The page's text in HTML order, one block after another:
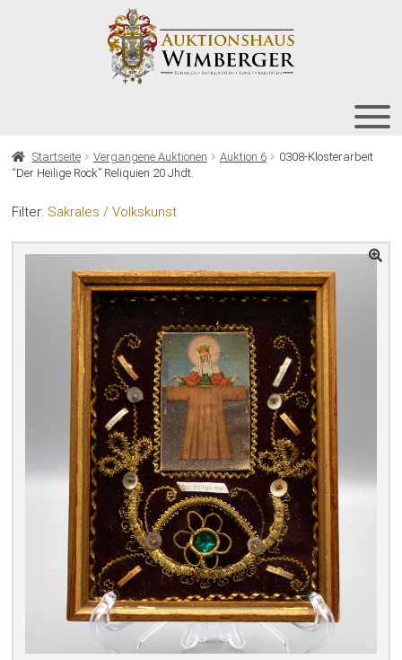
HOME
ÜBER UNS
KONTAKT
NEWSLETTER
Startseite Vergangene Auktionen Auktion 6
0308-Klosterarbeit
“Der Heilige Rock” Reliquien 20 Jhdt.
Filter: Sakrales / Volkskunst